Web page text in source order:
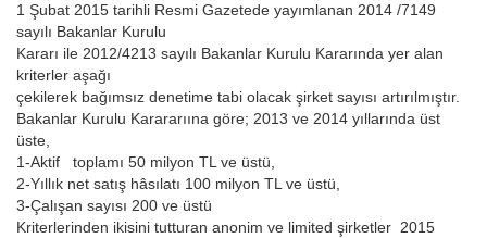
1 Şubat 2015 tarihli Resmi Gazetede yayımlanan 2014 /7149
sayılı Bakanlar Kurulu
Kararı ile 2012/4213 sayılı Bakanlar Kurulu Kararında yer alan
kriterler aşağı
çekilerek bağımsız denetime tabi olacak şirket sayısı artırılmıştır.
Bakanlar Kurulu Karararıına göre; 2013 ve 2014 yıllarında üst
üste,
1-Aktif toplamı 50 milyon TL ve üstü,
2-Yıllık net satış hâsılatı 100 milyon TL ve üstü,
3-Çalışan sayısı 200 ve üstü
Kriterlerinden ikisini tutturan anonim ve limited şirketler 2015